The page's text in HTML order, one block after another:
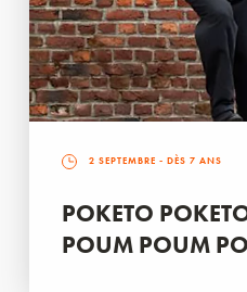
2 SEPTEMBRE - DÈS 7 ANS
POKETO
POUM POUM